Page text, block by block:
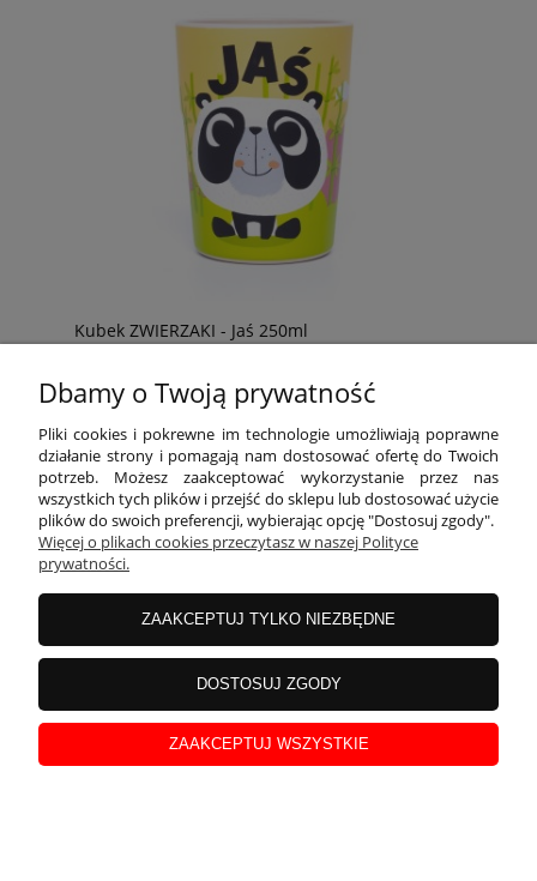
Kubek ZWIERZAKI - Jaś 250ml
Cena netto: 20,32 zł
Dbamy o Twoją prywatność
Pliki cookies i pokrewne im technologie umożliwiają poprawne
działanie strony i pomagają nam dostosować ofertę do Twoich
potrzeb. Możesz zaakceptować wykorzystanie przez nas
wszystkich tych plików i przejść do sklepu lub dostosować użycie
plików do swoich preferencji, wybierając opcję "Dostosuj zgody".
Więcej o plikach cookies przeczytasz w naszej Polityce
prywatności.
ZAAKCEPTUJ TYLKO NIEZBĘDNE
DOSTOSUJ ZGODY
ZAAKCEPTUJ WSZYSTKIE